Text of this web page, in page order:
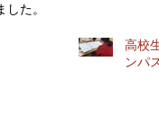
た。 特
高校
ンパ